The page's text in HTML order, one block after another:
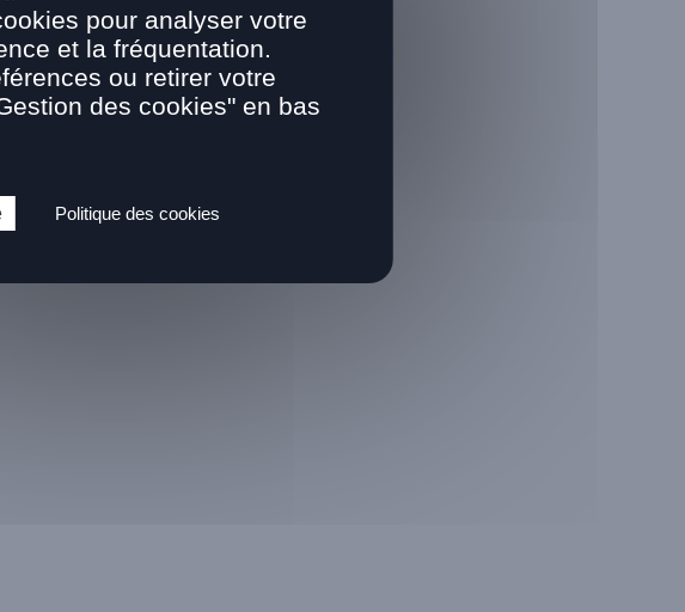
pour analyser votre
et la fréquentation.
ou retirer votre
des cookies" en bas
Politique des cookies